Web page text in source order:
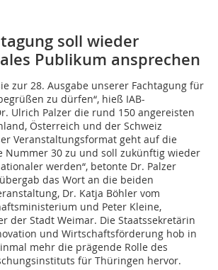
soll wieder
Publikum ansprechen
zur 28. Ausgabe unserer Fachtagung für
zu dürfen“, hieß IAB-
Ulrich Palzer die rund 150 angereisten
Österreich und der Schweiz
Veranstaltungsformat geht auf die
Nummer 30 zu und soll zukünftig wieder
werden“, betonte Dr. Palzer
das Wort an die beiden
Dr. Katja Böhler vom
und Peter Kleine,
der Stadt Weimar. Die Staatssekretärin
und Wirtschaftsförderung hob in
mehr die prägende Rolle des
für Thüringen hervor.